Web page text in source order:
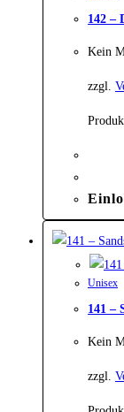
142 –
Kein
zzgl.
Unisex
141 –
Kein
zzgl.